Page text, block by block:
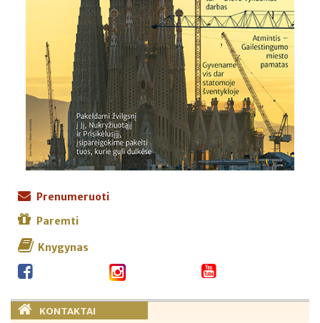
Prenumeruoti
Paremti
Knygynas
KONTAKTAI